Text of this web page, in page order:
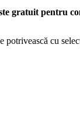
gratuit pentru
potrivească cu